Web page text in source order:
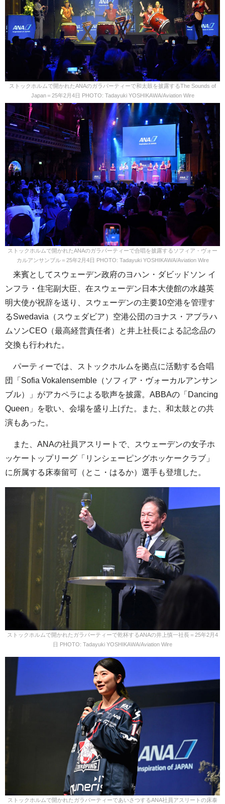
ストックホルムで開かれたANAのガラパーティーで和太鼓を披露するThe Sounds of
Japan＝25年2月4日 PHOTO: Tadayuki YOSHIKAWA/Aviation Wire
ストックホルムで開かれたANAのガラパーティーで合唱を披露するソフィア・ヴォー
カルアンサンブル＝25年2月4日 PHOTO: Tadayuki YOSHIKAWA/Aviation Wire
来賓としてスウェーデン政府のヨハン・ダビッドソン イ
ンフラ・住宅副大臣、在スウェーデン日本大使館の水越英
明大使が祝辞を送り、スウェーデンの主要10空港を管理す
るSwedavia（スウェダビア）空港公団のヨナス・アブラハ
ムソンCEO（最高経営責任者）と井上社長による記念品の
交換も行われた。
パーティーでは、ストックホルムを拠点に活動する合唱
団「Sofia Vokalensemble（ソフィア・ヴォーカルアンサン
ブル）」がアカペラによる歌声を披露。ABBAの「Dancing
Queen」を歌い、会場を盛り上げた。また、和太鼓との共
演もあった。
また、ANAの社員アスリートで、スウェーデンの女子ホ
ッケートップリーグ「リンシェーピングホッケークラブ」
に所属する床泰留可（とこ・はるか）選手も登壇した。
ストックホルムで開かれたガラパーティーで乾杯するANAの井上慎一社長＝25年2月4
日 PHOTO: Tadayuki YOSHIKAWA/Aviation Wire
ストックホルムで開かれたガラパーティーであいさつするANA社員アスリートの床泰